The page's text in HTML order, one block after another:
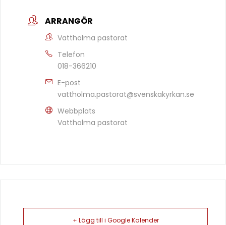
ARRANGÖR
Vattholma pastorat
Telefon
018-366210
E-post
vattholma.pastorat@svenskakyrkan.se
Webbplats
Vattholma pastorat
+ Lägg till i Google Kalender